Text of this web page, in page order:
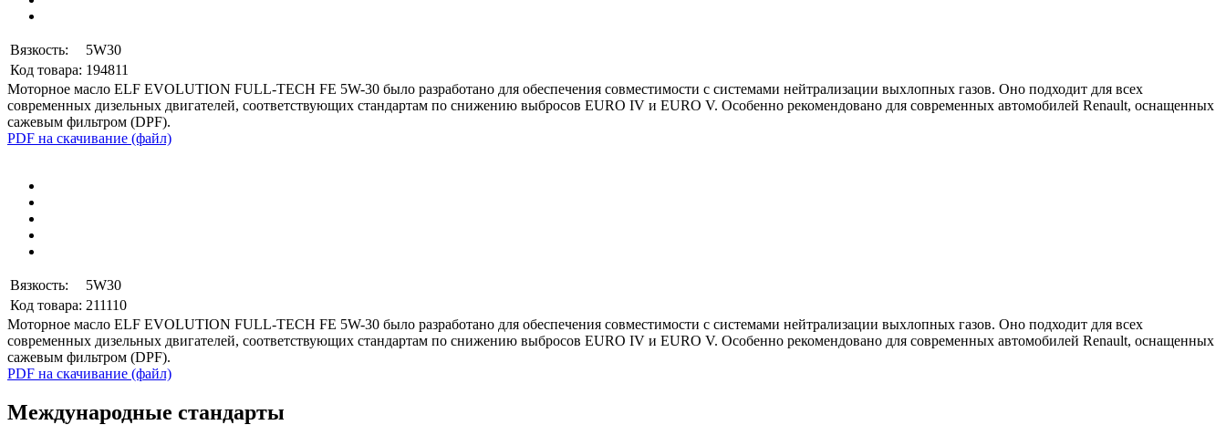
Вязкость:
5W30
Код товара: 194811
Моторное масло ELF EVOLUTION FULL-TECH FE 5W-30 было разработано для обеспечения совместимости с системами нейтрализации выхлопных газов. Оно подходит для всех
современных дизельных двигателей, соответствующих стандартам по снижению выбросов EURO IV и EURO V. Особенно рекомендовано для современных автомобилей Renault, оснащенных
сажевым фильтром (DPF).
PDF на скачивание (файл)
Вязкость:
5W30
Код товара: 211110
Моторное масло ELF EVOLUTION FULL-TECH FE 5W-30 было разработано для обеспечения совместимости с системами нейтрализации выхлопных газов. Оно подходит для всех
современных дизельных двигателей, соответствующих стандартам по снижению выбросов EURO IV и EURO V. Особенно рекомендовано для современных автомобилей Renault, оснащенных
сажевым фильтром (DPF).
PDF на скачивание (файл)
Международные стандарты